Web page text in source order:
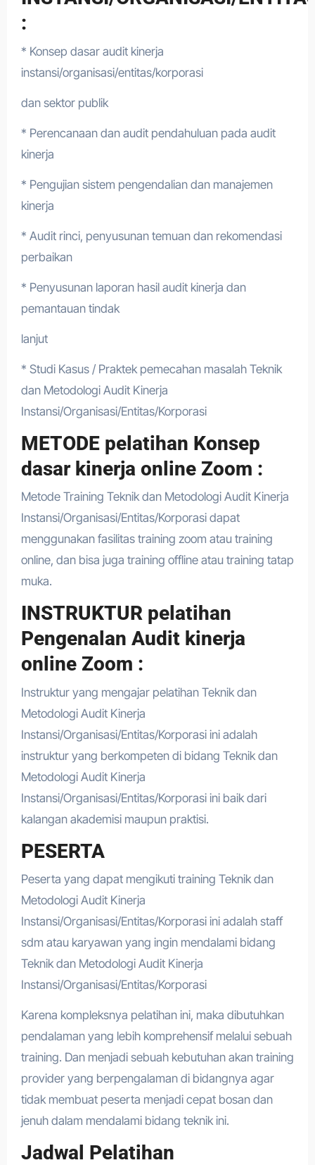
:
* Konsep dasar audit kinerja
instansi/organisasi/entitas/korporasi
dan sektor publik
* Perencanaan dan audit pendahuluan pada audit
kinerja
* Pengujian sistem pengendalian dan manajemen
kinerja
* Audit rinci, penyusunan temuan dan rekomendasi
perbaikan
* Penyusunan laporan hasil audit kinerja dan
pemantauan tindak
lanjut
* Studi Kasus / Praktek pemecahan masalah Teknik
dan Metodologi Audit Kinerja
Instansi/Organisasi/Entitas/Korporasi
METODE pelatihan Konsep
dasar kinerja online Zoom :
Metode Training Teknik dan Metodologi Audit Kinerja
Instansi/Organisasi/Entitas/Korporasi dapat
menggunakan fasilitas training zoom atau training
online, dan bisa juga training offline atau training tatap
muka.
INSTRUKTUR pelatihan
Pengenalan Audit kinerja
online Zoom :
Instruktur yang mengajar pelatihan Teknik dan
Metodologi Audit Kinerja
Instansi/Organisasi/Entitas/Korporasi ini adalah
instruktur yang berkompeten di bidang Teknik dan
Metodologi Audit Kinerja
Instansi/Organisasi/Entitas/Korporasi ini baik dari
kalangan akademisi maupun praktisi.
PESERTA
Peserta yang dapat mengikuti training Teknik dan
Metodologi Audit Kinerja
Instansi/Organisasi/Entitas/Korporasi ini adalah staff
sdm atau karyawan yang ingin mendalami bidang
Teknik dan Metodologi Audit Kinerja
Instansi/Organisasi/Entitas/Korporasi
Karena kompleksnya pelatihan ini, maka dibutuhkan
pendalaman yang lebih komprehensif melalui sebuah
training. Dan menjadi sebuah kebutuhan akan training
provider yang berpengalaman di bidangnya agar
tidak membuat peserta menjadi cepat bosan dan
jenuh dalam mendalami bidang teknik ini.
Jadwal Pelatihan